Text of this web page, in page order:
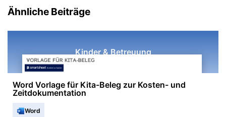
Ähnliche Beiträge
Kinder & Betreuung
Word Vorlage für Kita-Beleg zur Kosten- und
Zeitdokumentation
Word